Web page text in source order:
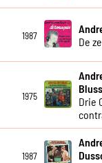
1987
De
1975
Drie
1987